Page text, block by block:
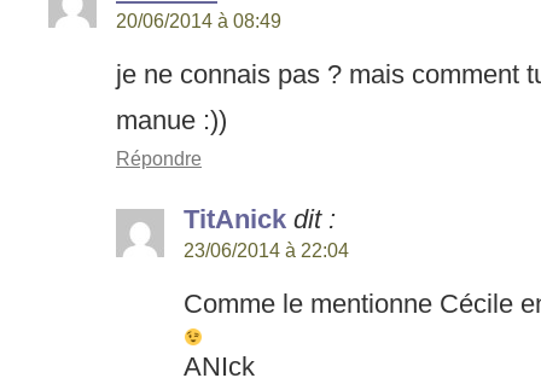
20/06/2014 à 08:49
je ne connais pas ? mais comment
manue :))
Répondre
TitAnick dit :
23/06/2014 à 22:04
Comme le mentionne Cécile
ANIck